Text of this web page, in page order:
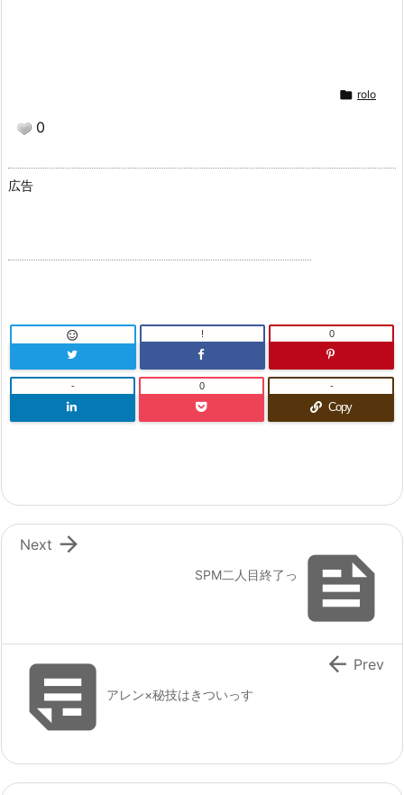
 rolo
0
広告
 ! 0
- 0
Copy
-

SPM二人目終了っ

Next
アレン×秘技はきついっす
 Prev